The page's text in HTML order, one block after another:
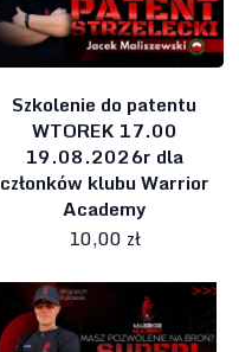
Szkolenie do patentu
WTOREK 17.00
19.08.2026r dla
członków klubu Warrior
Academy
10,00 zł